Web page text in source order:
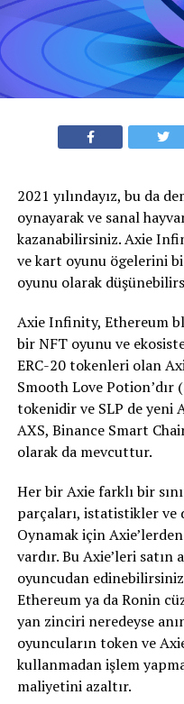
2021 yılındayız, bu da
oynayarak ve sanal
kazanabilirsiniz. Axie
ve kart oyunu ögelerini
oyunu olarak
Axie Infinity, Ethereum
bir NFT oyunu ve
ERC-20 tokenleri olan
Smooth Love Potion’dır
tokenidir ve SLP de yeni
AXS, Binance Smart
olarak da mevcuttur.
Her bir Axie farklı bir
parçaları, istatistikler ve
Oynamak için
vardır. Bu Axie’leri satın
oyuncudan
Ethereum ya da Ronin
yan zinciri neredeyse
oyuncuların token ve
kullanmadan işlem
maliyetini azaltır.